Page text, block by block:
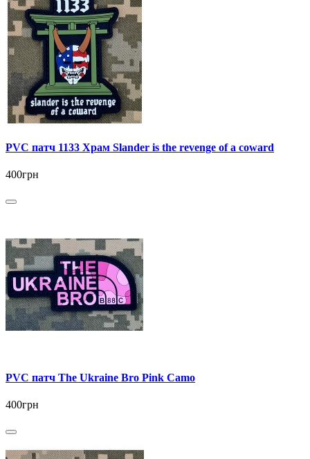
PVC патч 1133 Храм Slander is the revenge of a coward
400грн
PVC патч The Ukraine Bro Pink Camo
400грн